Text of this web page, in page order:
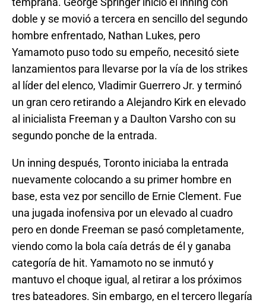
doble y se movió a tercera en sencillo del segundo
hombre enfrentado, Nathan Lukes, pero
Yamamoto puso todo su empeño, necesitó siete
lanzamientos para llevarse por la vía de los strikes
al líder del elenco, Vladimir Guerrero Jr. y terminó
un gran cero retirando a Alejandro Kirk en elevado
al inicialista Freeman y a Daulton Varsho con su
segundo ponche de la entrada.
Un inning después, Toronto iniciaba la entrada
nuevamente colocando a su primer hombre en
base, esta vez por sencillo de Ernie Clement. Fue
una jugada inofensiva por un elevado al cuadro
pero en donde Freeman se pasó completamente,
viendo como la bola caía detrás de él y ganaba
categoría de hit. Yamamoto no se inmutó y
mantuvo el choque igual, al retirar a los próximos
tres bateadores. Sin embargo, en el tercero llegaría